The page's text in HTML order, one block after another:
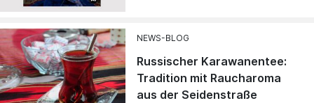
NEWS-BLOG
Russischer Karawanentee:
Tradition mit Raucharoma
aus der Seidenstraße